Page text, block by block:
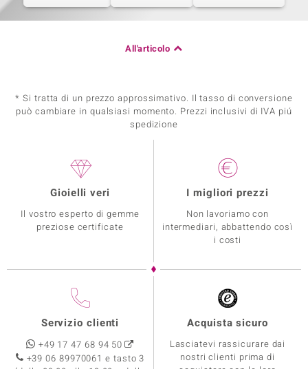
All'articolo
* Si tratta di un prezzo approssimativo. Il tasso di conversione
può cambiare in qualsiasi momento. Prezzi inclusivi di IVA piú
spedizione
Gioielli veri
Il vostro esperto di gemme
preziose certificate
I migliori prezzi
Non lavoriamo con
intermediari, abbattendo così
i costi
Servizio clienti
+49 17 47 68 94 50
+39 06 89970061 e tasto 3
Acquista sicuro
Lasciatevi rassicurare dai
nostri clienti prima di